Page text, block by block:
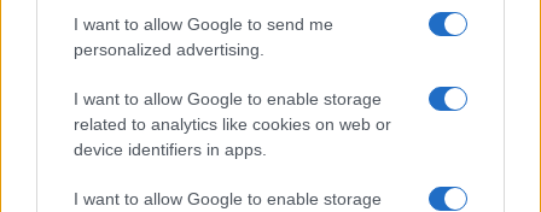
I want to allow Google to send me
personalized advertising.
I want to allow Google to enable storage
related to analytics like cookies on web or
device identifiers in apps.
I want to allow Google to enable storage
l’oracolo del Covid, visto e considerato che ormai
non lo si può certo considerare uno scienziato
“super partes”? No, ovviamente. “Tornerò al mio
lavoro, ma voglio continuare a impegnarmi per far
tornare i cittadini al voto. È la partecipazione